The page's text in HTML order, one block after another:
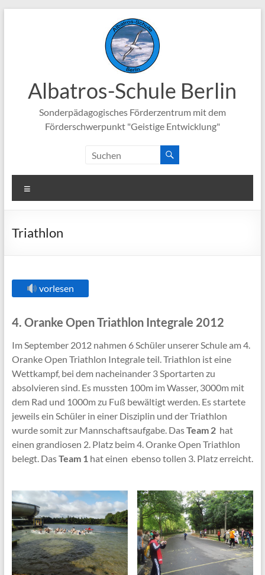
Albatros-Schule Berlin
Sonderpädagogisches Förderzentrum mit dem
Förderschwerpunkt "Geistige Entwicklung"
Triathlon
vorlesen
4. Oranke Open Triathlon Integrale 2012
Im September 2012 nahmen 6 Schüler unserer Schule am 4.
Oranke Open Triathlon Integrale teil. Triathlon ist eine
Wettkampf, bei dem nacheinander 3 Sportarten zu
absolvieren sind. Es mussten 100m im Wasser, 3000m mit
dem Rad und 1000m zu Fuß bewältigt werden. Es startete
jeweils ein Schüler in einer Disziplin und der Triathlon
wurde somit zur Mannschaftsaufgabe. DasTeam 2hat
einen grandiosen 2. Platz beim 4. Oranke Open Triathlon
belegt. DasTeam 1hat einen ebenso tollen 3. Platz erreicht.